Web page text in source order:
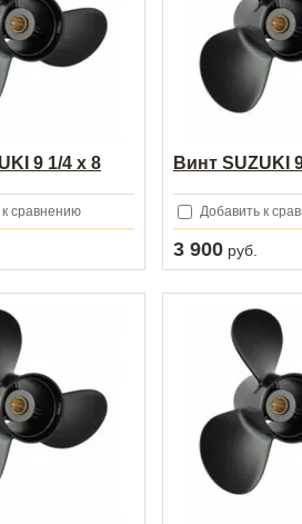
9 1/4 х 8
сравнению
Винт SUZUKI
Добавить к
3 900 руб.